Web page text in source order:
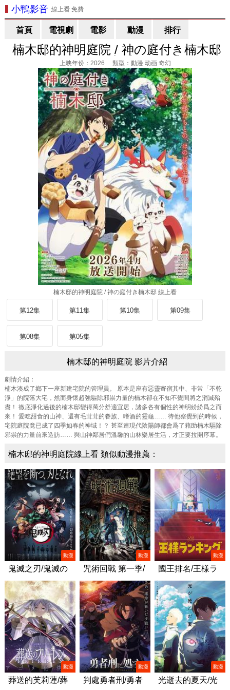
小鴨影音線上看 免費
首頁 電視劇 電影 動漫 排行
楠木邸的神明庭院 / 神の庭付き楠木邸
線上看
上映年份：2026 類型：動漫 动画 奇幻
楠木邸的神明庭院 / 神の庭付き楠木邸 線上看
第12集 第11集 第10集 第09集
第08集 第05集
楠木邸的神明庭院 影片介紹
劇情介紹：
楠木湊成了鄉下一座新建宅院的管理員。 原本是座有惡靈寄宿其中、非常「不乾
淨」的院落大宅，然而身懷超強驅除邪祟力量的楠木卻在不知不覺間將之消滅殆
盡！ 徹底淨化過後的楠木邸變得萬分舒適宜居，諸多各有個性的神明紛紛爲之而
來！ 愛吃甜食的山神、還有毛茸茸的眷族、嗜酒的靈龜…… 待他察覺到的時候，
宅院庭院竟已成了四季如春的神域！？ 甚至連現代陰陽師都會爲了藉助楠木驅除
邪祟的力量前來造訪…… 與山神鄰居們溫馨的山林樂居生活，才正要拉開序幕。
楠木邸的神明庭院線上看 類似動漫推薦：
動漫
鬼滅之刃/鬼滅の
刃
動漫
咒術回戰 第一季/
呪術廻戦
動漫
國王排名/王様ラ
ンキング
動漫
葬送的芙莉蓮/葬
動漫
判處勇者刑/勇者
動漫
光逝去的夏天/光